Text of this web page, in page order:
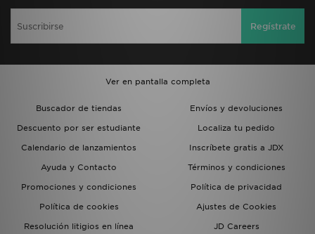
Regístrate
Ver en pantalla completa
Buscador de tiendas
Envíos y devoluciones
Descuento por ser estudiante
Localiza tu pedido
Calendario de lanzamientos
Inscríbete gratis a JDX
Ayuda y Contacto
Términos y condiciones
Promociones y condiciones
Política de privacidad
Política de cookies
Ajustes de Cookies
Resolución litigios en línea
JD Careers